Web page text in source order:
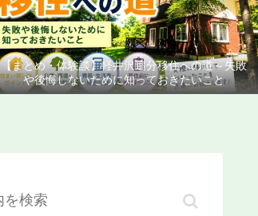
【まとめ・体験談】軽井沢追分移住への道～失敗
や後悔しないために知っておきたいこと